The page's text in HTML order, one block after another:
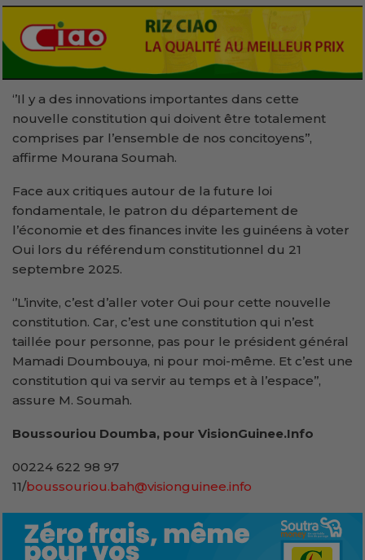
‘’Il y a des innovations importantes dans cette
nouvelle constitution qui doivent être totalement
comprises par l’ensemble de nos concitoyens’’,
affirme Mourana Soumah.
Face aux critiques autour de la future loi
fondamentale, le patron du département de
l’économie et des finances invite les guinéens à voter
Oui lors du référendum constitutionnel du 21
septembre 2025.
‘’L’invite, c’est d’aller voter Oui pour cette nouvelle
constitution. Car, c’est une constitution qui n’est
taillée pour personne, pas pour le président général
Mamadi Doumbouya, ni pour moi-même. Et c’est une
constitution qui va servir au temps et à l’espace’’,
assure M. Soumah.
Boussouriou Doumba, pour VisionGuinee.Info
00224 622 98 97
11/boussouriou.bah@visionguinee.info